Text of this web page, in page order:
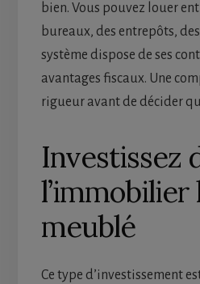
bien. Vous pouvez louer
bureaux, des entrepôts,
système dispose de ses
avantages fiscaux. Une
rigueur avant de décider
Investissez
l’immobilier
meublé
Ce type d’investissement